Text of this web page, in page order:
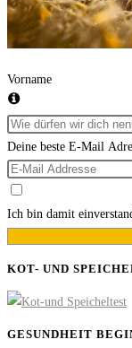
Vorname
Deine beste E-Mail
Ich bin damit
KOT- UND
GESUNDHEIT